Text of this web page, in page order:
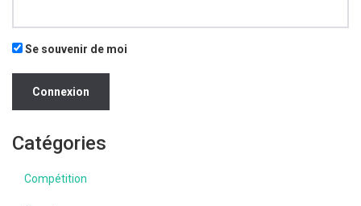
Se souvenir de moi
Catégories
Compétition